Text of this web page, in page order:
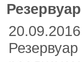
20.09.2016